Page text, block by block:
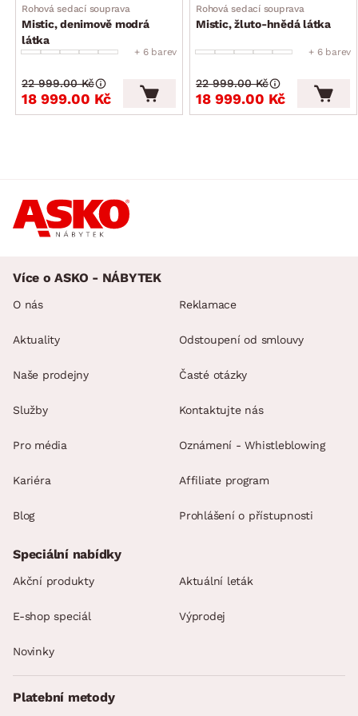
Rohová sedací souprava
Mistic, denimově modrá
látka
+ 6 barev
18 999.00 Kč
22 999.00 Kč
Rohová sedací souprava
Mistic, žluto-hnědá látka
+ 6 barev
18 999.00 Kč
22 999.00 Kč
Více o ASKO - NÁBYTEK
O nás
Aktuality
Naše prodejny
Služby
Pro média
Kariéra
Blog
Reklamace
Odstoupení od smlouvy
Časté otázky
Kontaktujte nás
Oznámení - Whistleblowing
Affiliate program
Prohlášení o přístupnosti
Speciální nabídky
Akční produkty Aktuální leták
E-shop speciál Výprodej
Novinky
Platební metody